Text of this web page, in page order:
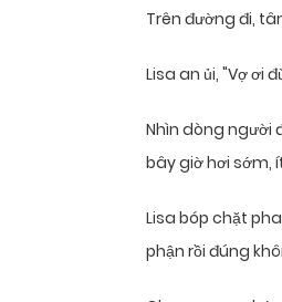
Trên đường đi,
Lisa an ủi, "Vợ ơi
Nhìn dòng người
bây giờ hơi sớm,
Lisa bóp chặt
phận rồi đúng